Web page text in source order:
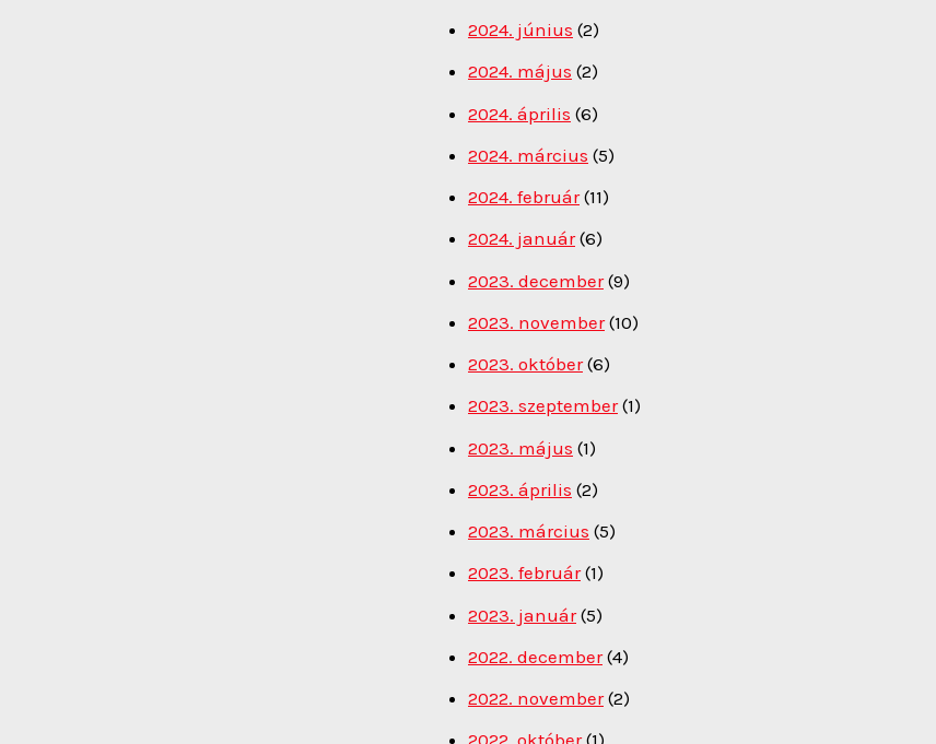
2024. június (2)
2024. május (2)
2024. április (6)
2024. március (5)
2024. február(11)
2024. január(6)
2023. december(9)
2023. november(10)
2023. október(6)
2023. szeptember(1)
2023. május (1)
2023. április (2)
2023. március (5)
2023. február(1)
2023. január(5)
2022. december(4)
2022. november(2)